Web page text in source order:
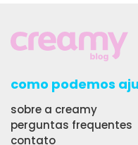
como podemos
sobre a creamy
perguntas frequentes
contato